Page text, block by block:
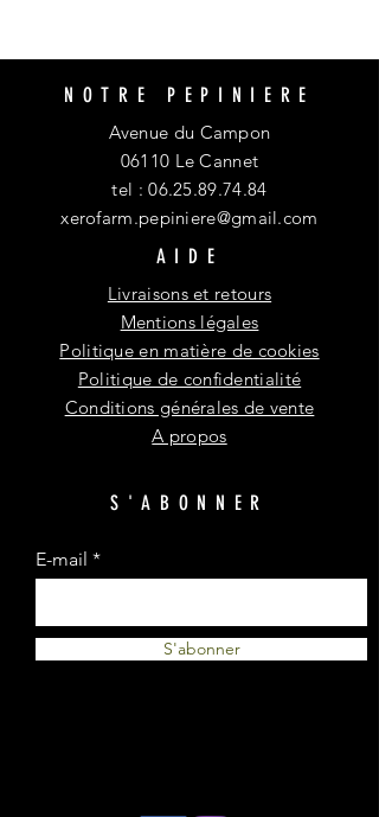
NOTRE PEPINIERE
Avenue du Campon
06110 Le Cannet
tel :06.25.89.74.84
xerofarm.pepiniere@gmail.com
AIDE
Livraisons et retours
Mentions légales
Politique en matière de cookies
Politique de confidentialité
Conditions générales de vente
A propos
S'ABONNER
E-mail
S'abonner